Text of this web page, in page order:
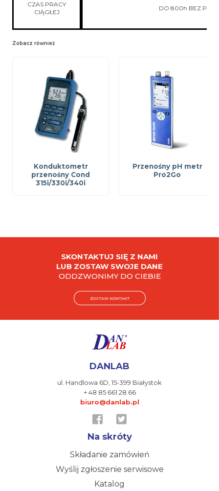
CZAS PRACY
CIĄGŁEJ
DO 800h BEZ
Zobacz również
Konduktometr
przenośny Cond
315i/330i/340i
Przenośny pH metr
Pro2Go
SKONTAKTUJ SIĘ Z NAMI
LUB ZOSTAW SWOJE DANE
ODDZWONIMY DO CIEBIE
ZOSTAW KONTAKT
DANLAB
ul. Handlowa 6D,15-399 Białystok
+ 48 85 661 28 66
biuro@danlab.pl
Na skróty
Składanie zamówień
Wyślij zgłoszenie serwisowe
Katalog